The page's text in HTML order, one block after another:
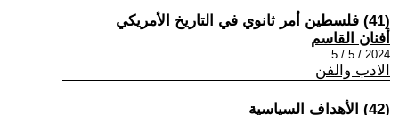
(41) فلسطين أمر ثانوي في التاريخ الأمريكي
أفنان القاسم
2024 / 5 / 5
الادب والفن
(42) الأهداف السياسية